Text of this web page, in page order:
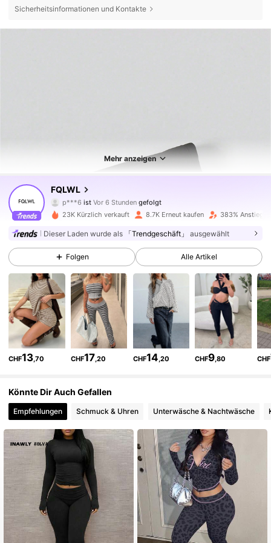
Sicherheitsinformationen und Kontakte
Mehr anzeigen
FQLWL
p***6 ist Vor 6 Stunden gefolgt
ist am Durchsuchen
4,82
4.7K Follower
4,82 4.7K Follower
4,82 4.7K Follower
4.7K Follower
4,82
4,82 4.7K Follower
4.7K Follower
23K Kürzlich verkauft 8.7K Erneut kaufen 383% Anstieg
Dieser Laden wurde als 「Trendgeschäft」 ausgewählt
Folgen Alle Artikel
CHF13,70 CHF17,20 CHF14,20 CHF9,80 CHF
Könnte Dir Auch Gefallen
Empfehlungen Schmuck & Uhren Unterwäsche & Nachtwäsche